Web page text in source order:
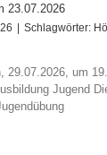
23.07.2026
| Schlagwörter:
29.07.2026, um
Jugend